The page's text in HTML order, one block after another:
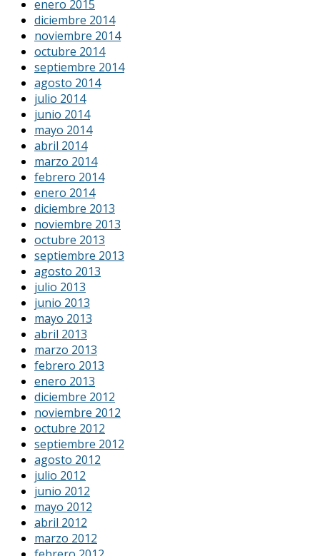
enero 2015
diciembre 2014
noviembre 2014
octubre 2014
septiembre 2014
agosto 2014
julio 2014
junio 2014
mayo 2014
abril 2014
marzo 2014
febrero 2014
enero 2014
diciembre 2013
noviembre 2013
octubre 2013
septiembre 2013
agosto 2013
julio 2013
junio 2013
mayo 2013
abril 2013
marzo 2013
febrero 2013
enero 2013
diciembre 2012
noviembre 2012
octubre 2012
septiembre 2012
agosto 2012
julio 2012
junio 2012
mayo 2012
abril 2012
marzo 2012